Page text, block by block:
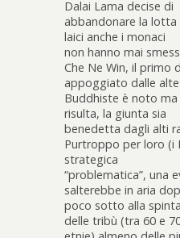
Dalai Lama decise di
abbandonare la lotta
laici anche i monaci
non hanno mai
Che Ne Win, il primo
appoggiato dalle
Buddhiste è noto
risulta, la giunta sia
benedetta dagli alti
Purtroppo per loro (i
strategica
“problematica”, una
salterebbe in aria
poco sotto alla
delle tribù (tra 60 e